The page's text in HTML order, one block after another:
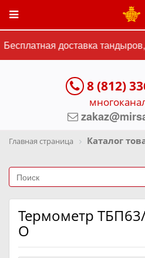
доставка
8 (812)
Главная страница Каталог
Термометр
О